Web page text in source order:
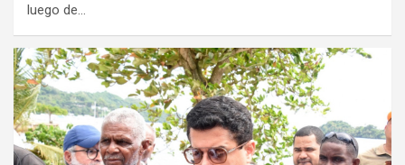
luego de…